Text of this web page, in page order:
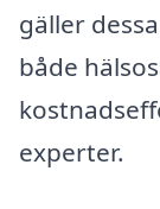
gäller
både
experter.